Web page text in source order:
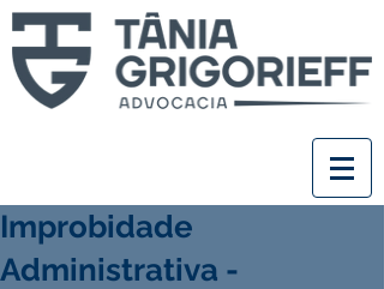
Improbidade
Administrativa -